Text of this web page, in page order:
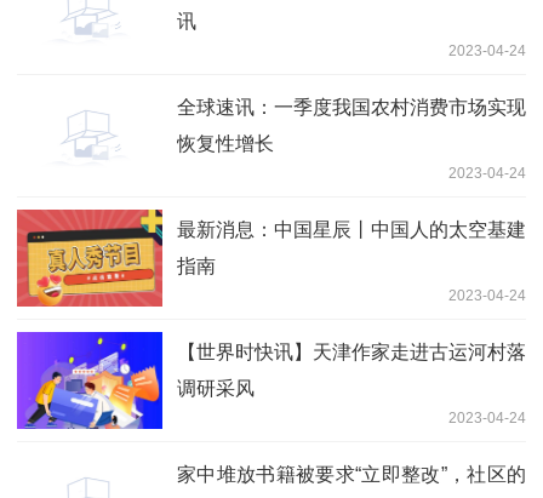
讯
2023-04-24
全球速讯：一季度我国农村消费市场实现
恢复性增长
2023-04-24
最新消息：中国星辰丨中国人的太空基建
指南
2023-04-24
【世界时快讯】天津作家走进古运河村落
调研采风
2023-04-24
家中堆放书籍被要求“立即整改”，社区的